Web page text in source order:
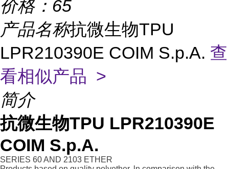
价格： 65
产品名称抗微生物TPU
LPR210390E COIM S.p.A. 查
看相似产品 >
简介
抗微生物TPU LPR210390E
COIM S.p.A.
SERIES 60 AND 2103 ETHER